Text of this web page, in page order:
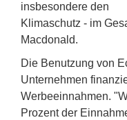
insbesondere den
Klimaschutz - im
Macdonald.
Die Benutzung von
Unternehmen
Werbeeinnahmen.
Prozent der